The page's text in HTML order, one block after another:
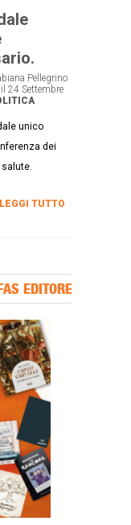
Pellegrino
24 Settembre
unico
dei
LEGGI TUTTO
EDITORE